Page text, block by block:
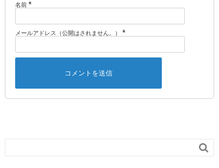
名前 *
メールアドレス（公開はされません。） *
